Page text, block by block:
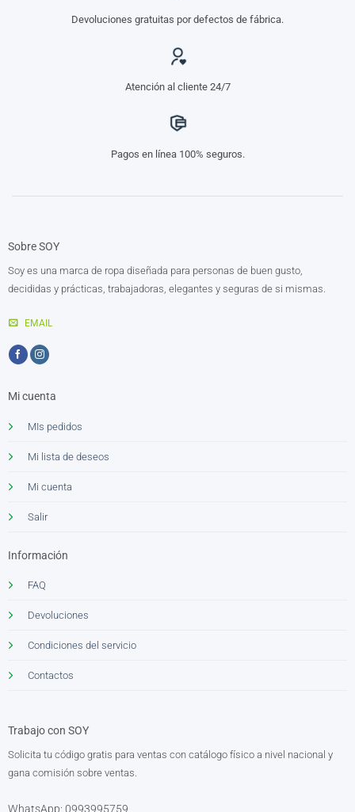
Devoluciones gratuitas por defectos de fábrica.
Atención al cliente 24/7
Pagos en línea 100% seguros.
Sobre SOY
Soy es una marca de ropa diseñada para personas de buen gusto,
decididas y prácticas, trabajadoras, elegantes y seguras de si mismas.
EMAIL
Mi cuenta
MIs pedidos
Mi lista de deseos
Mi cuenta
Salir
Información
FAQ
Devoluciones
Condiciones del servicio
Contactos
Trabajo con SOY
Solicita tu código gratis para ventas con catálogo físico a nivel nacional y
gana comisión sobre ventas.
WhatsApp: 0993995759